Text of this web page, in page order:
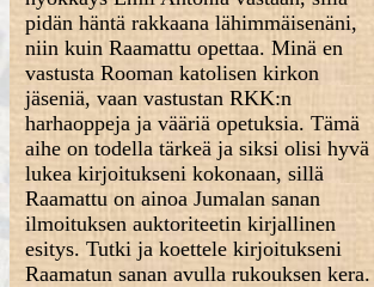
pidän häntä rakkaana lähimmäisenäni,
niin kuin Raamattu opettaa. Minä en
vastusta Rooman katolisen kirkon
jäseniä, vaan vastustan RKK:n
harhaoppeja ja vääriä opetuksia. Tämä
aihe on todella tärkeä ja siksi olisi hyvä
lukea kirjoitukseni kokonaan, sillä
Raamattu on ainoa Jumalan sanan
ilmoituksen auktoriteetin kirjallinen
esitys. Tutki ja koettele kirjoitukseni
Raamatun sanan avulla rukouksen kera.